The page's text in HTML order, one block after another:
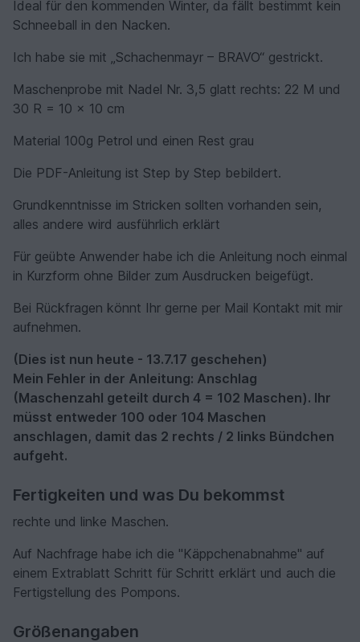
Ideal für den kommenden Winter, da fällt bestimmt kein
Schneeball in den Nacken.
Ich habe sie mit „Schachenmayr – BRAVO“ gestrickt.
Maschenprobe mit Nadel Nr. 3,5 glatt rechts: 22 M und
30 R = 10 x 10 cm
Material 100g Petrol und einen Rest grau
Die PDF-Anleitung ist Step by Step bebildert.
Grundkenntnisse im Stricken sollten vorhanden sein,
alles andere wird ausführlich erklärt
Für geübte Anwender habe ich die Anleitung noch einmal
in Kurzform ohne Bilder zum Ausdrucken beigefügt.
Bei Rückfragen könnt Ihr gerne per Mail Kontakt mit mir
aufnehmen.
(Dies ist nun heute - 13.7.17 geschehen)
Mein Fehler in der Anleitung: Anschlag
(Maschenzahl geteilt durch 4 = 102 Maschen). Ihr
müsst entweder 100 oder 104 Maschen
anschlagen, damit das 2 rechts / 2 links Bündchen
aufgeht.
Fertigkeiten und was Du bekommst
rechte und linke Maschen.
Auf Nachfrage habe ich die "Käppchenabnahme" auf
einem Extrablatt Schritt für Schritt erklärt und auch die
Fertigstellung des Pompons.
Größenangaben